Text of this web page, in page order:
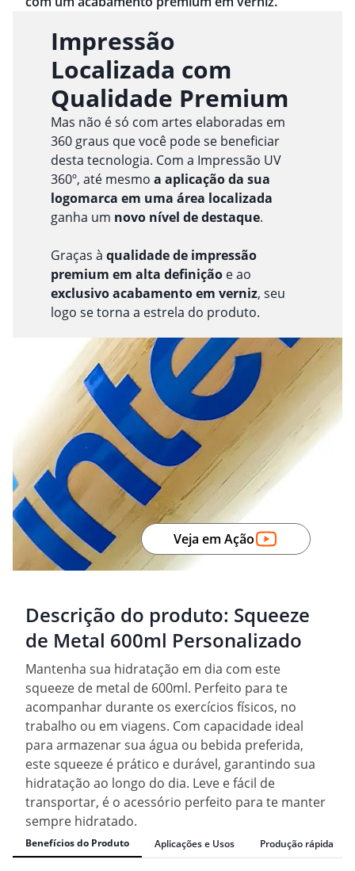
Impressão
Localizada com
Qualidade Premium
Mas não é só com artes elaboradas em
360 graus que você pode se beneficiar
desta tecnologia. Com a Impressão UV
360º, até mesmo a aplicação da sua
logomarca em uma área localizada
ganha um novo nível de destaque.
Graças à qualidade de impressão
premium em alta definição e ao
exclusivo acabamento em verniz, seu
logo se torna a estrela do produto.
Veja em Ação
Descrição do produto: Squeeze
de Metal 600ml Personalizado
Mantenha sua hidratação em dia com este
squeeze de metal de 600ml. Perfeito para te
acompanhar durante os exercícios físicos, no
trabalho ou em viagens. Com capacidade ideal
para armazenar sua água ou bebida preferida,
este squeeze é prático e durável, garantindo sua
hidratação ao longo do dia. Leve e fácil de
transportar, é o acessório perfeito para te manter
sempre hidratado.
Benefícios do Produto Aplicações e Usos Produção rápida